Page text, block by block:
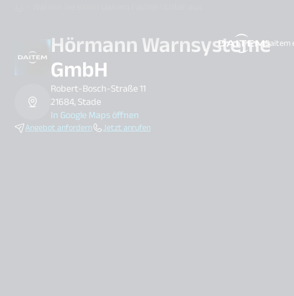
Daitem
search.label
Hörmann Warnsysteme
GmbH
Robert-Bosch-Straße 11
21684, Stade
In Google Maps öffnen
Angebot anfordern Jetzt anrufen